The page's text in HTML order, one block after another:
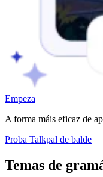
Empeza
A forma máis eficaz de
Proba Talkpal de balde
Temas de